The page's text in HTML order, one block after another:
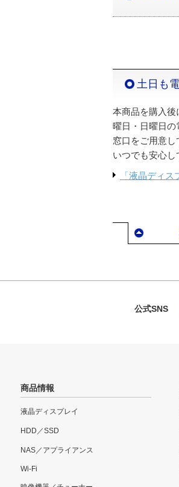
土日も
本商品を購入後
曜日・日曜日の
窓口をご用意し
いつでも安心し
「液晶ディ
公式SNS
商品情報
液晶ディスプレイ
HDD／SSD
NAS／アプライアンス
Wi-Fi